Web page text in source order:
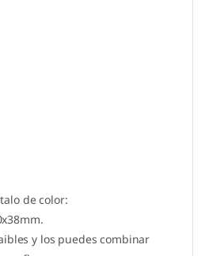
de color:
y los puedes combinar